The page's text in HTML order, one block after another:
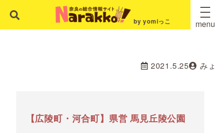
by yomiっこ menu
2021.5.25 みょ
【広陵町・河合町】県営 馬見丘陵公園